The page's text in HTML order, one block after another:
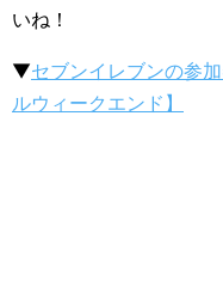
いね！
▼セブンイレブンの参
ルウィークエンド】